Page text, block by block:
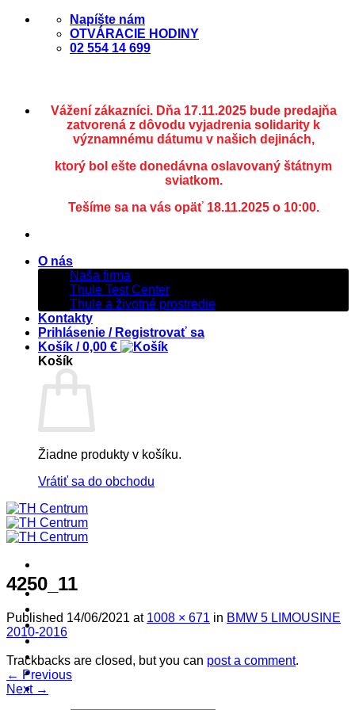
Skip
Napíšte nám
OTVÁRACIE HODINY
02 554 14 699
Vážení zákazníci. Dňa 17.11.2025 bude predajňa
zatvorená z dôvodu vyjadrenia solidarity k
významnému dátumu v našich dejinách,
ktorý bol ešte donedávna oslavovaný štátnym
sviatkom.
Tešíme sa na vás opäť 18.11.2025 o 10:00.
O nás
Naša firma
Thule Test Center
Thule a životné prostredie
Kontakty
Prihlásenie / Registrovať sa
Košík /0,00 €
Košík
Žiadne produkty v košíku.
Vrátiť sa do obchodu
! ! ! S Ú Ť A Ž ! ! !
Produkty
Špičkový UEBLER
Autoriz. servis THULE/UEBLER
Predajne
Naši Uebler Partneri
4250_11
Published 14/06/2021 at 1008 × 671 in BMW 5 LIMOUSINE
2010-2016
Trackbacks are closed, but you can post a comment.
← Previous
Next →